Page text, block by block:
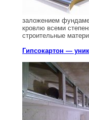
заложением
кровлю всеми
строительные
Гипсокартон —